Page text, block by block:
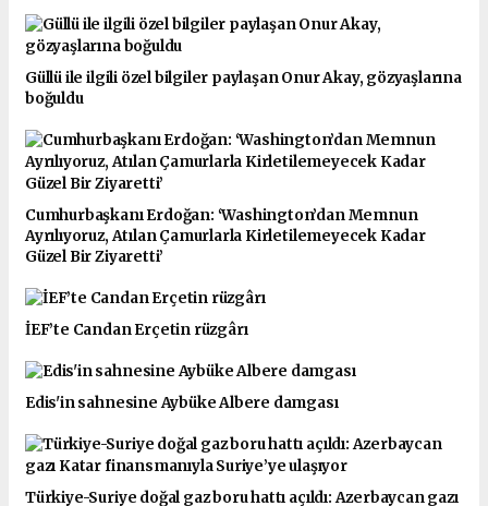
Güllü ile ilgili özel bilgiler paylaşan Onur Akay, gözyaşlarına
boğuldu
Cumhurbaşkanı Erdoğan: ‘Washington’dan Memnun
Ayrılıyoruz, Atılan Çamurlarla Kirletilemeyecek Kadar
Güzel Bir Ziyaretti’
İEF’te Candan Erçetin rüzgârı
Edis'in sahnesine Aybüke Albere damgası
Türkiye-Suriye doğal gaz boru hattı açıldı: Azerbaycan gazı